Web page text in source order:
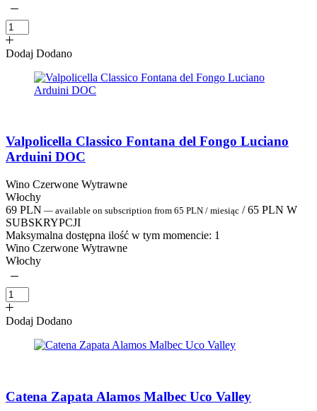
Dodaj Dodano
Valpolicella Classico Fontana del Fongo Luciano
Arduini DOC
Wino Czerwone Wytrawne
Włochy
69 PLN — available on subscription from 65 PLN / miesiąc / 65 PLN W
SUBSKRYPCJI
Maksymalna dostępna ilość w tym momencie: 1
Wino Czerwone Wytrawne
Włochy
Dodaj Dodano
Catena Zapata Alamos Malbec Uco Valley